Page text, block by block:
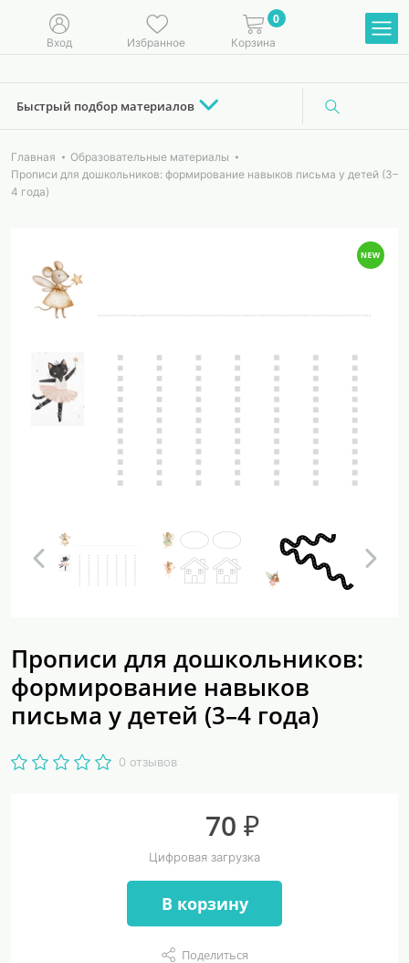
Вход Избранное
0
Корзина
Быстрый подбор материалов
Главная
Образовательные материалы
Прописи для дошкольников: формирование навыков письма у детей (3–
4 года)
Прописи для дошкольников:
формирование навыков
письма у детей (3–4 года)
0 отзывов
70 ₽
Цифровая загрузка
В корзину
Поделиться